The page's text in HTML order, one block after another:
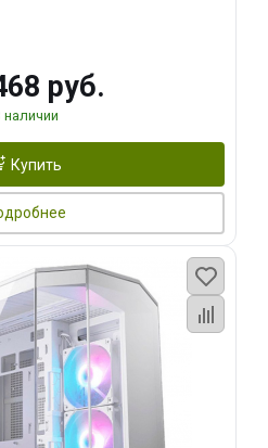
руб.
наличии
Купить